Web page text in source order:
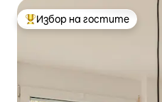
Най-популярен избор на
Избор на гостите